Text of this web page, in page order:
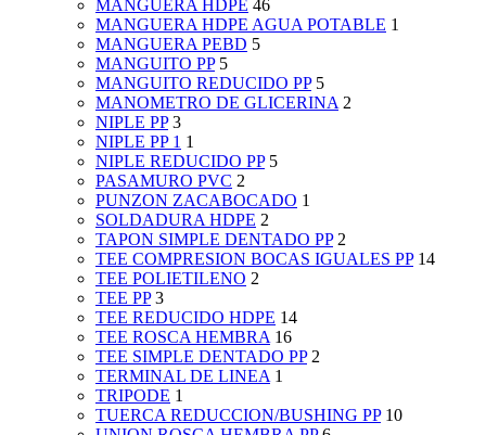
MANGUERA HDPE 46
MANGUERA HDPE AGUA POTABLE 1
MANGUERA PEBD 5
MANGUITO PP 5
MANGUITO REDUCIDO PP 5
MANOMETRO DE GLICERINA 2
NIPLE PP 3
NIPLE PP 1 1
NIPLE REDUCIDO PP 5
PASAMURO PVC 2
PUNZON ZACABOCADO 1
SOLDADURA HDPE 2
TAPON SIMPLE DENTADO PP 2
TEE COMPRESION BOCAS IGUALES PP 14
TEE POLIETILENO 2
TEE PP 3
TEE REDUCIDO HDPE 14
TEE ROSCA HEMBRA 16
TEE SIMPLE DENTADO PP 2
TERMINAL DE LINEA 1
TRIPODE 1
TUERCA REDUCCION/BUSHING PP 10